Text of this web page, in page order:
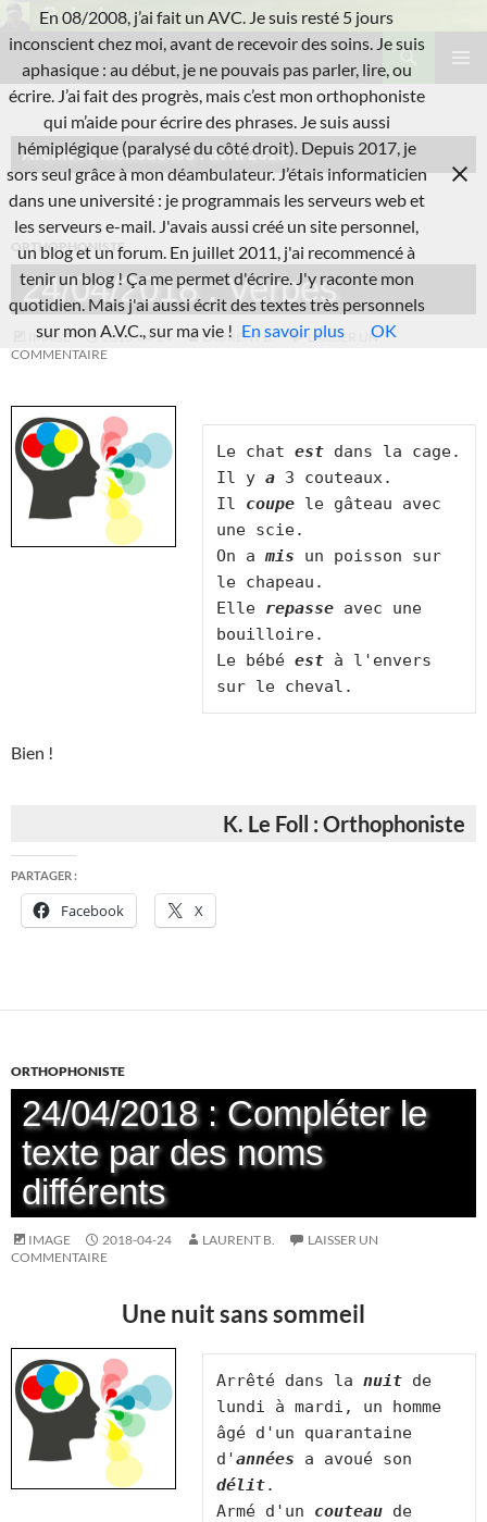
au
contenu
L'A.V.C.
Recherche
Archives mensuelles : avril 2018
ORTHOPHONISTE
24/04/2018 : Verbes
IMAGE 2018-04-24 LAURENT B.
LAISSER UN
COMMENTAIRE
Le chat est dans la cage.
Il y a 3 couteaux.
Il coupe le gâteau avec
une scie.
On a mis un poisson sur
le chapeau.
Elle repasse avec une
bouilloire.
Le bébé est à l'envers
Bien !
K. Le Foll : Orthophoniste
PARTAGER :
Facebook X
ORTHOPHONISTE
24/04/2018 : Compléter le
texte par des noms
différents
IMAGE 2018-04-24 LAURENT B.
LAISSER UN
COMMENTAIRE
Une nuit sans sommeil
Arrêté dans la nuit de
lundi à mardi, un homme
âgé d'un quarantaine
d'années
délit.
Armé d'un couteau de
En 08/2008, j’ai fait un AVC. Je suis resté 5 jours
inconscient chez moi, avant de recevoir des soins. Je suis
aphasique : au début, je ne pouvais pas parler, lire, ou
écrire. J’ai fait des progrès, mais c’est mon orthophoniste
qui m’aide pour écrire des phrases. Je suis aussi
hémiplégique (paralysé du côté droit). Depuis 2017, je
sors seul grâce à mon déambulateur. J’étais informaticien
dans une université : je programmais les serveurs web et
les serveurs e-mail. J'avais aussi créé un site personnel,
un blog et un forum. En juillet 2011, j'ai recommencé à
tenir un blog ! Ça me permet d'écrire. J'y raconte mon
quotidien. Mais j'ai aussi écrit des textes très personnels
sur mon A.V.C., sur ma vie ! En savoir plus OK